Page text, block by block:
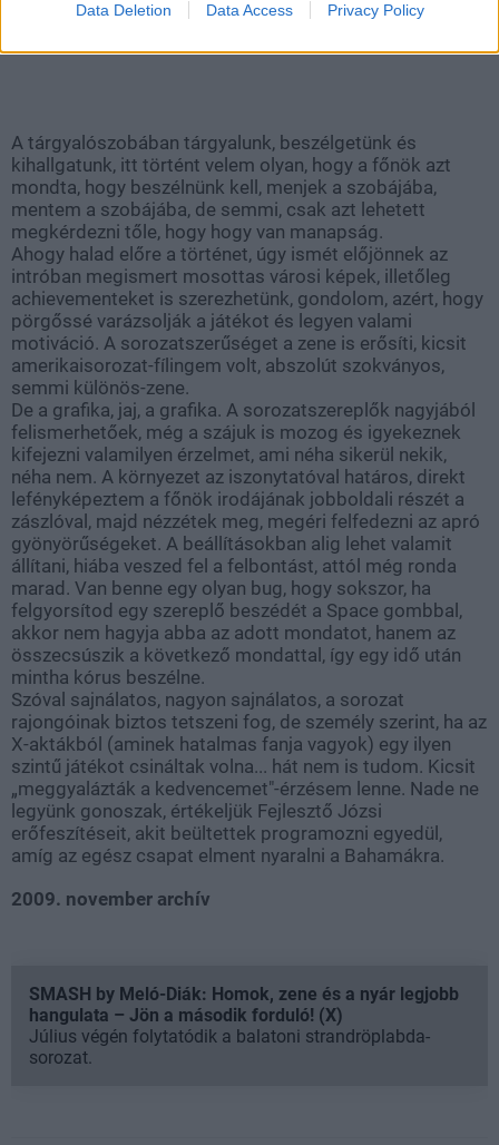
Data Deletion Data Access Privacy Policy
A tárgyalószobában tárgyalunk, beszélgetünk és
kihallgatunk, itt történt velem olyan, hogy a főnök azt
mondta, hogy beszélnünk kell, menjek a szobájába,
mentem a szobájába, de semmi, csak azt lehetett
megkérdezni tőle, hogy hogy van manapság.
Ahogy halad előre a történet, úgy ismét előjönnek az
intróban megismert mosottas városi képek, illetőleg
achievementeket is szerezhetünk, gondolom, azért, hogy
pörgőssé varázsolják a játékot és legyen valami
motiváció. A sorozatszerűséget a zene is erősíti, kicsit
amerikaisorozat-fílingem volt, abszolút szokványos,
semmi különös-zene.
De a grafika, jaj, a grafika. A sorozatszereplők nagyjából
felismerhetőek, még a szájuk is mozog és igyekeznek
kifejezni valamilyen érzelmet, ami néha sikerül nekik,
néha nem. A környezet az iszonytatóval határos, direkt
lefényképeztem a főnök irodájának jobboldali részét a
zászlóval, majd nézzétek meg, megéri felfedezni az apró
gyönyörűségeket. A beállításokban alig lehet valamit
állítani, hiába veszed fel a felbontást, attól még ronda
marad. Van benne egy olyan bug, hogy sokszor, ha
felgyorsítod egy szereplő beszédét a Space gombbal,
akkor nem hagyja abba az adott mondatot, hanem az
összecsúszik a következő mondattal, így egy idő után
mintha kórus beszélne.
Szóval sajnálatos, nagyon sajnálatos, a sorozat
rajongóinak biztos tetszeni fog, de személy szerint, ha az
X-aktákból (aminek hatalmas fanja vagyok) egy ilyen
szintű játékot csináltak volna... hát nem is tudom. Kicsit
„meggyalázták a kedvencemet"-érzésem lenne. Nade ne
legyünk gonoszak, értékeljük Fejlesztő Józsi
erőfeszítéseit, akit beültettek programozni egyedül,
amíg az egész csapat elment nyaralni a Bahamákra.
2009. november archív
SMASH by Meló-Diák: Homok, zene és a nyár legjobb
hangulata – Jön a második forduló! (X)
Július végén folytatódik a balatoni strandröplabda-
sorozat.